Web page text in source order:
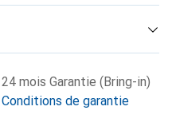
24 mois Garantie (Bring-in)
Conditions de garantie